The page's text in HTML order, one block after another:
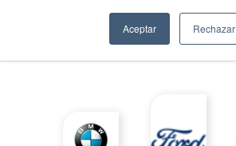
Aceptar Rechazar